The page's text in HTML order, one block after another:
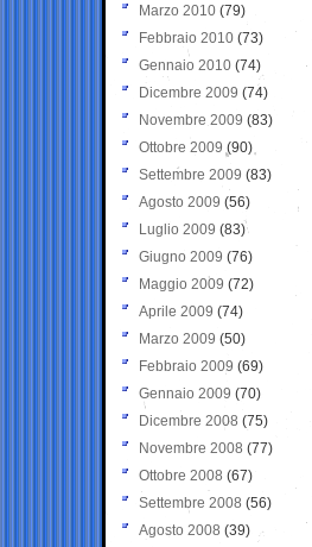
Marzo 2010 (79)
Febbraio 2010 (73)
Gennaio 2010 (74)
Dicembre 2009 (74)
Novembre 2009 (83)
Ottobre 2009 (90)
Settembre 2009 (83)
Agosto 2009 (56)
Luglio 2009 (83)
Giugno 2009 (76)
Maggio 2009 (72)
Aprile 2009 (74)
Marzo 2009 (50)
Febbraio 2009 (69)
Gennaio 2009 (70)
Dicembre 2008 (75)
Novembre 2008 (77)
Ottobre 2008 (67)
Settembre 2008 (56)
Agosto 2008 (39)